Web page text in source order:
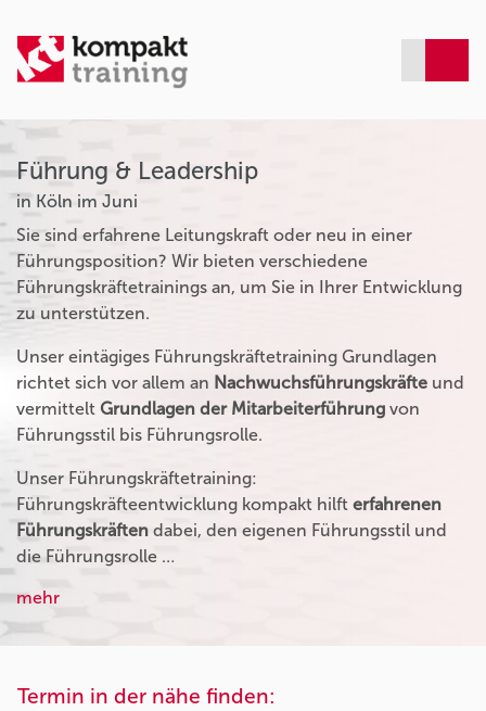
Führung & Leadership
in Köln im Juni
Sie sind erfahrene Leitungskraft oder neu in einer
Führungsposition? Wir bieten verschiedene
Führungskräftetrainings an, um Sie in Ihrer Entwicklung
zu unterstützen.
Unser eintägiges Führungskräftetraining Grundlagen
richtet sich vor allem an Nachwuchsführungskräfte und
vermittelt Grundlagen der Mitarbeiterführung von
Führungsstil bis Führungsrolle.
Unser Führungskräftetraining:
Führungskräfteentwicklung kompakt hilft erfahrenen
Führungskräften dabei, den eigenen Führungsstil und
die Führungsrolle …
mehr
Termin in der nähe finden: